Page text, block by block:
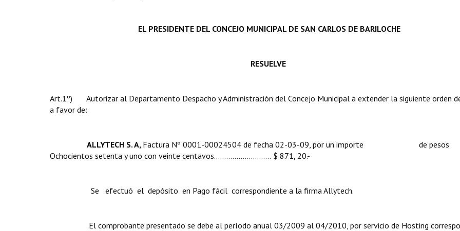
EL PRESIDENTE DEL CONCEJO MUNICIPAL DE SAN CARLOS DE BARILOCHE
RESUELVE
Art.1º) Autorizar al Departamento Despacho y Administración del Concejo Municipal a extender la siguiente orden
a favor de:
ALLYTECH S. A, Factura Nº 0001-00024504 de fecha 02-03-09, por un importe de pesos
Ochocientos setenta y uno con veinte centavos............................ $ 871, 20.-
Se efectuó el depósito en Pago fácil correspondiente a la firma Allytech.
El comprobante presentado se debe al período anual 03/2009 al 04/2010, por servicio de Hosting